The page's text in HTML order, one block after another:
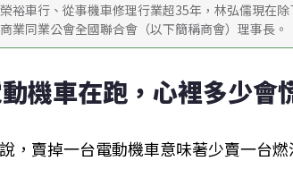
裕車行、從事機車修理行業超35年，林弘儒現在
業同業公會全國聯合會（以下簡稱商會）理事長。
動機車在跑，心裡多少會
，賣掉一台電動機車意味著少賣一台